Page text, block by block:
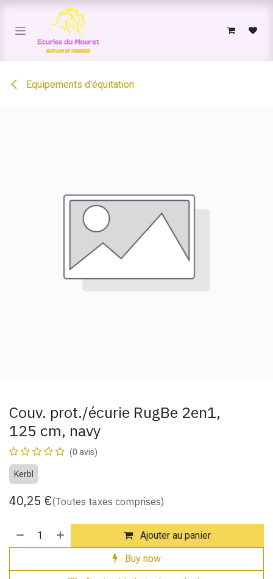
Se rendre au contenu
Equipements d'équitation
Couv. prot./écurie RugBe 2en1,
125 cm, navy
(0 avis)
Kerbl
40,25 €(Toutes taxes comprises)
Ajouter au panier
Buy now